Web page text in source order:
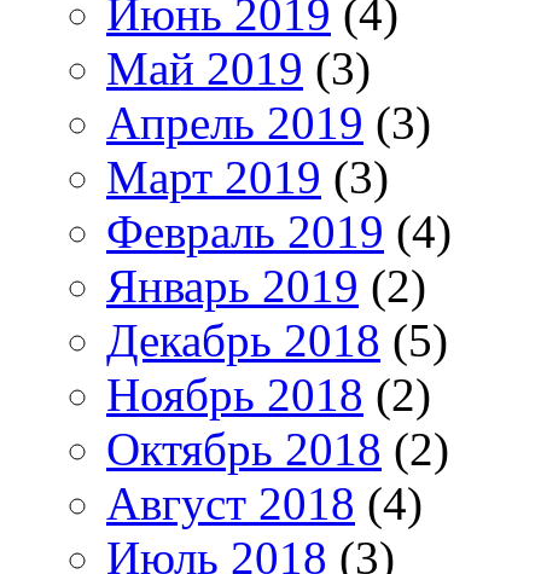
Июнь 2019 (4)
Май 2019 (3)
Апрель 2019 (3)
Март 2019 (3)
Февраль 2019 (4)
Январь 2019 (2)
Декабрь 2018 (5)
Ноябрь 2018 (2)
Октябрь 2018 (2)
Август 2018 (4)
Июль 2018 (3)